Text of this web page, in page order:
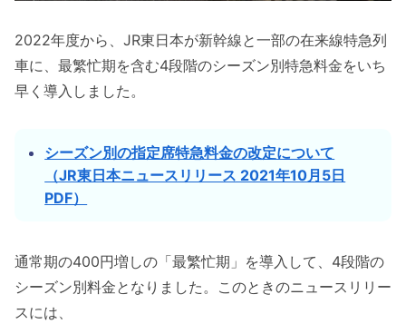
2022年度から、JR東日本が新幹線と一部の在来線特急列
車に、最繁忙期を含む4段階のシーズン別特急料金をいち
早く導入しました。
シーズン別の指定席特急料金の改定について
（JR東日本ニュースリリース 2021年10月5日
PDF）
通常期の400円増しの「最繁忙期」を導入して、4段階の
シーズン別料金となりました。このときのニュースリリー
スには、